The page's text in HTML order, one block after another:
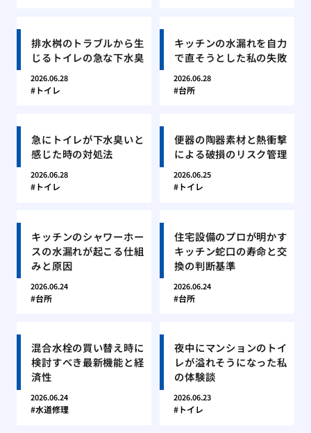
排水桝のトラブルから生
じるトイレの急な下水臭
2026.06.28
トイレ
キッチンの水漏れを自力
で直そうとした私の失敗
2026.06.28
台所
急にトイレが下水臭いと
感じた時の対処法
2026.06.28
トイレ
便器の陶器素材と熱衝撃
による破損のリスク管理
2026.06.25
トイレ
キッチンのシャワーホー
スの水漏れが起こる仕組
みと原因
2026.06.24
台所
住宅設備のプロが明かす
キッチン蛇口の寿命と交
換の判断基準
2026.06.24
台所
混合水栓の買い替え時に
検討すべき最新機能と経
済性
2026.06.24
水道修理
夜中にマンションのトイ
レが溢れそうになった私
の体験談
2026.06.23
トイレ